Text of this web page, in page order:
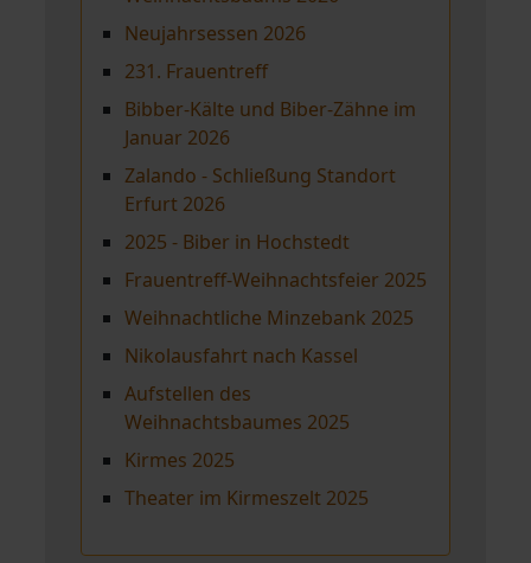
Neujahrsessen 2026
231. Frauentreff
Bibber-Kälte und Biber-Zähne im
Januar 2026
Zalando - Schließung Standort
Erfurt 2026
2025 - Biber in Hochstedt
Frauentreff-Weihnachtsfeier 2025
Weihnachtliche Minzebank 2025
Nikolausfahrt nach Kassel
Aufstellen des
Weihnachtsbaumes 2025
Kirmes 2025
Theater im Kirmeszelt 2025